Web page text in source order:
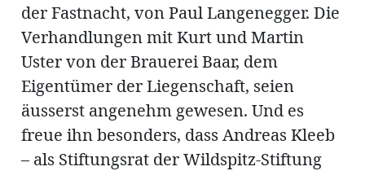
der Fastnacht, von Paul Langenegger. Die
Verhandlungen mit Kurt und Martin
Uster von der Brauerei Baar, dem
Eigentümer der Liegenschaft, seien
äusserst angenehm gewesen. Und es
freue ihn besonders, dass Andreas Kleeb
– als Stiftungsrat der Wildspitz-Stiftung